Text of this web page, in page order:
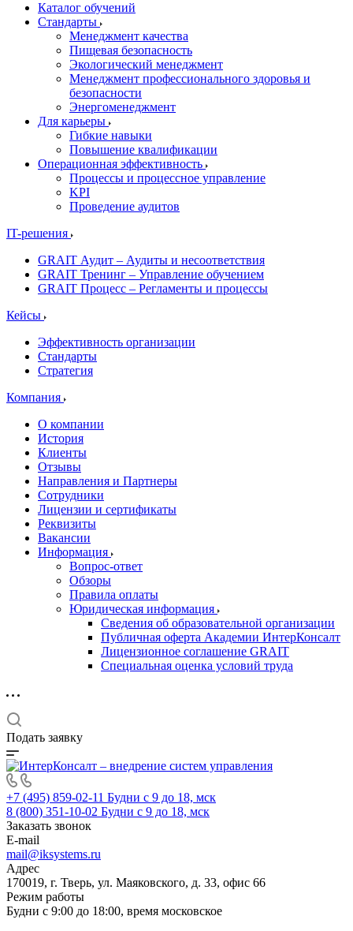
Каталог обучений
Стандарты
Менеджмент качества
Пищевая безопасность
Экологический менеджмент
Менеджмент профессионального здоровья и
безопасности
Энергоменеджмент
Для карьеры
Гибкие навыки
Повышение квалификации
Операционная эффективность
Процессы и процессное управление
KPI
Проведение аудитов
IT-решения
GRAIT Аудит – Аудиты и несоответствия
GRAIT Тренинг – Управление обучением
GRAIT Процесс – Регламенты и процессы
Кейсы
Эффективность организации
Стандарты
Стратегия
Компания
О компании
История
Клиенты
Отзывы
Направления и Партнеры
Сотрудники
Лицензии и сертификаты
Реквизиты
Вакансии
Информация
Вопрос-ответ
Обзоры
Правила оплаты
Юридическая информация
Сведения об образовательной организации
Публичная оферта Академии ИнтерКонсалт
Лицензионное соглашение GRAIT
Специальная оценка условий труда
Подать заявку
+7 (495) 859-02-11 Будни с 9 до 18, мск
8 (800) 351-10-02 Будни с 9 до 18, мск
Заказать звонок
E-mail
mail@iksystems.ru
Адрес
170019, г. Тверь, ул. Маяковского, д. 33, офис 66
Режим работы
Будни с 9:00 до 18:00, время московское